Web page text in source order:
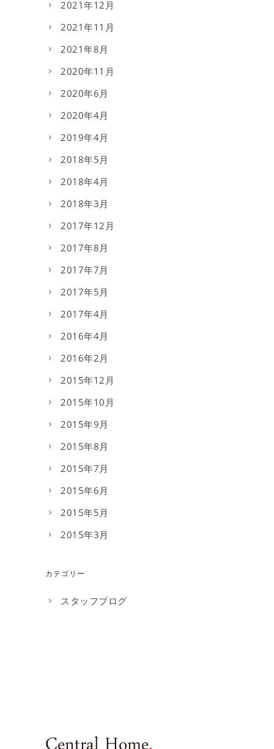
2021年12月
2021年11月
2021年8月
2020年11月
2020年6月
2020年4月
2019年4月
2018年5月
2018年4月
2018年3月
2017年12月
2017年8月
2017年7月
2017年5月
2017年4月
2016年4月
2016年2月
2015年12月
2015年10月
2015年9月
2015年8月
2015年7月
2015年6月
2015年5月
2015年3月
カテゴリー
スタッフブログ